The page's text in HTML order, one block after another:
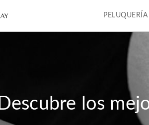
PELUQUERÍA
Descubre los